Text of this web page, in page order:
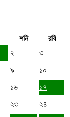
শনি
রবি
২
৩
৯
১০
১৬
১৭
২৩ ২৪